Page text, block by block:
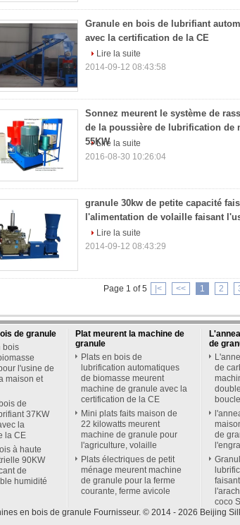
Granule en bois de lubrifiant
avec la certification de la CE
Lire la suite
2014-09-12 08:43:58
Sonnez meurent le système de
de la poussière de lubrification de
55KWLire la suite
2016-08-30 10:26:04
granule 30kw de petite capacité
l'alimentation de volaille faisant
Lire la suite
2014-09-12 08:43:29
Page 1 of 5 |< << 1 2
de granule
bois
l'usine de
maison et
de
37KW
la
la CE
à haute
90KW
de
humidité
Plat meurent la machine de
granule
Plats en bois de
lubrification automatiques
de biomasse meurent
machine de granule avec la
certification de la CE
Mini plats faits maison de
22 kilowatts meurent
machine de granule pour
l'agriculture, volaille
Plats électriques de petit
ménage meurent machine
de granule pour la ferme
courante, ferme avicole
de
de
boucle
de
coco
en bois de granule Fournisseur. © 2014 - 2026 Beijing